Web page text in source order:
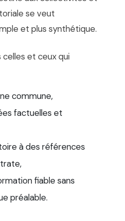
se veut
et plus synthétique.
celles et ceux qui
commune,
factuelles et
à des références
fiable sans
préalable.